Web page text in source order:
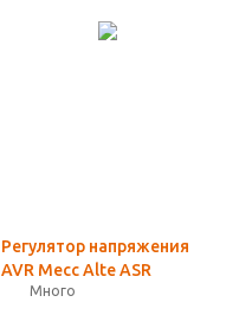
Регулятор напряжения
AVR Mecc Alte ASR
Много